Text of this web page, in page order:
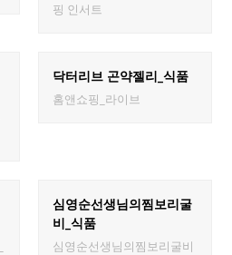
핑 인서트
닥터리브 곤약젤리_식품
홈앤쇼핑_라이브
심영순선생님의찜보리굴
비_식품
심영순선생님의찜보리굴비